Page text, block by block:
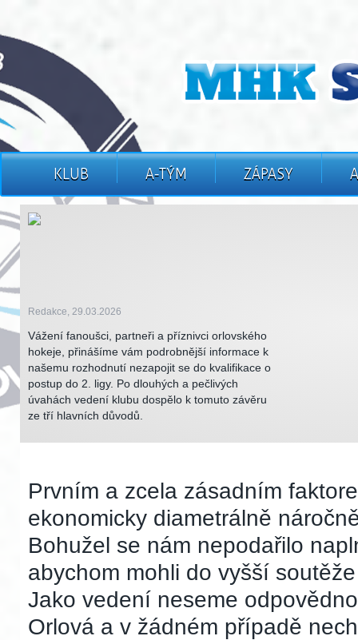
KLUB A-TÝM ZÁPASY
Redakce, 29.03.2026
Vážení fanoušci, partneři a příznivci orlovského
hokeje, přinášíme vám podrobnější informace k
našemu rozhodnutí nezapojit se do kvalifikace o
postup do 2. ligy. Po dlouhých a pečlivých
úvahách vedení klubu dospělo k tomuto závěru
ze tří hlavních důvodů.
Prvním a zcela zásadním
ekonomicky diametrálně
Bohužel se nám nepodařilo
abychom mohli do vyšší
Jako vedení neseme
Orlová a v žádném případě